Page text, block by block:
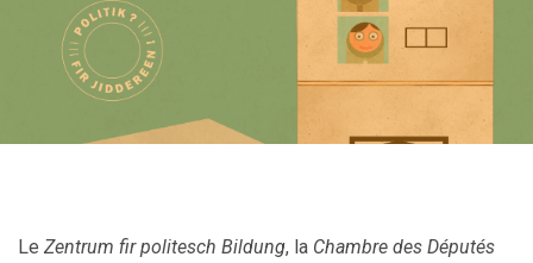
Le Zentrum fir politesch Bildung, la Chambre des Députés